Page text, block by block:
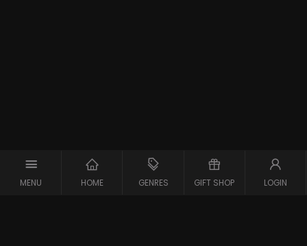
MENU HOME GENRES GIFT SHOP LOGIN